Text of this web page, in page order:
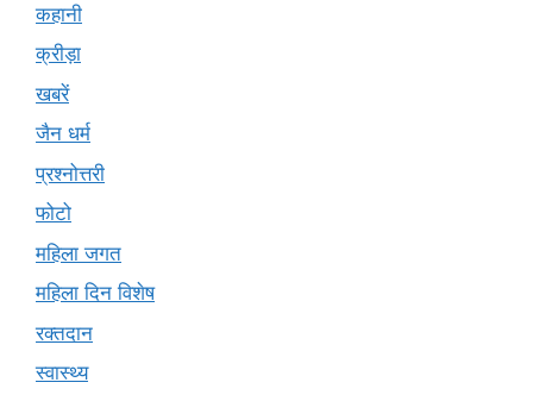
कहानी
क्रीड़ा
खबरें
जैन धर्म
प्रश्नोत्तरी
फोटो
महिला जगत
महिला दिन विशेष
रक्तदान
स्वास्थ्य